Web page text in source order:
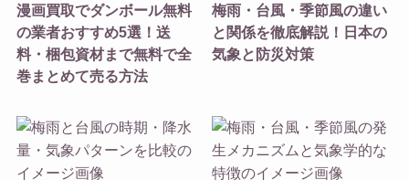
漫画買取でダンボール無料
の業者おすすめ5選！送
料・梱包資材まで無料で全
巻まとめて売る方法
梅雨・台風・季節風の違い
と関係を徹底解説！日本の
気象と防災対策